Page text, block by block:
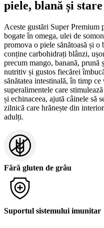
piele, blană și
Aceste gustări Super Premium
bogate în omega, ulei de
promova o piele sănătoasă și o
conține carbohidrați blânzi,
precum mango, banană, prună
nutritiv și gustos fiecărei
sănătatea intestinală, în timp
superalimentele care
și echinaceea, ajută câinele să
zilnică care hrănește din
adulți.
Fără gluten de grâu
Suportul sistemului imunitar